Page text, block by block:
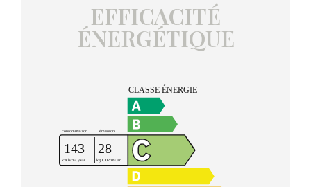
EFFICACITÉ
ÉNERGÉTIQUE